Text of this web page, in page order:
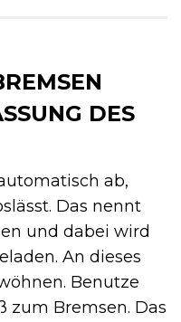
DES
ab,
Das nennt
und dabei wird
An dieses
Benutze
zum Bremsen. Das